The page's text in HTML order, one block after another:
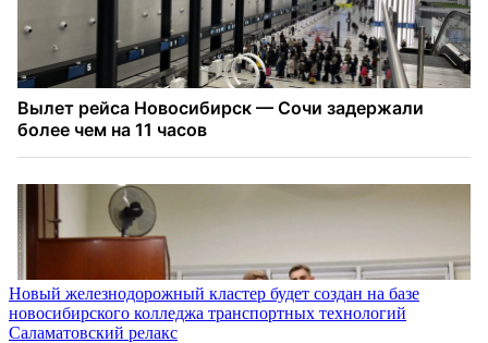
Навигация
по
Новый железнодорожный кластер будет создан на базе
новосибирского колледжа транспортных технологий
Саламатовский релакс